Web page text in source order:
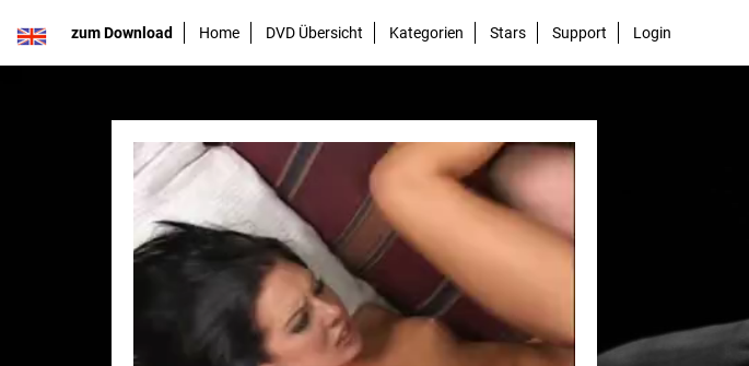
zum Download Home DVD Übersicht Kategorien Stars Support Login